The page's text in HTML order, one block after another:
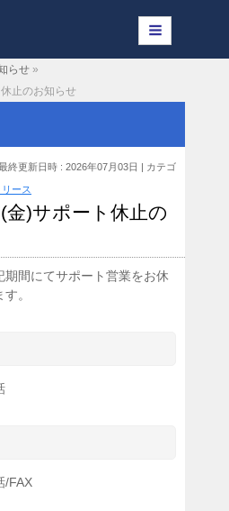
らせ »
止のお知らせ
終更新日時 : 2026年07月03日 カテゴ
ース
金)サポート休止の
期間にてサポート営業をお休
。
/FAX